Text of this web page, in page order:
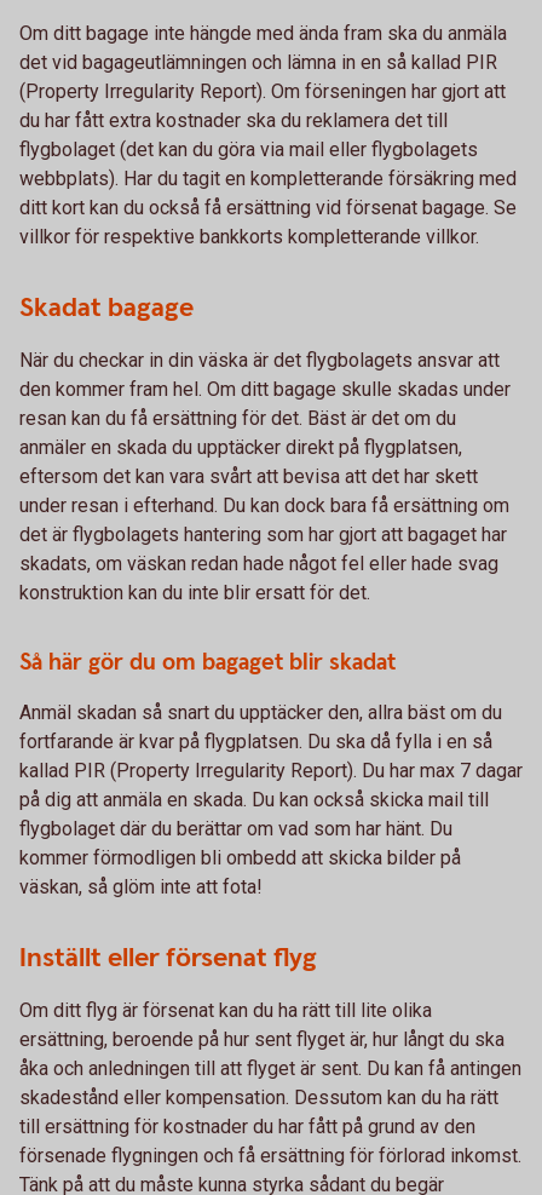
Om ditt bagage inte hängde med ända fram ska du anmäla
det vid bagageutlämningen och lämna in en så kallad PIR
(Property Irregularity Report). Om förseningen har gjort att
du har fått extra kostnader ska du reklamera det till
flygbolaget (det kan du göra via mail eller flygbolagets
webbplats). Har du tagit en kompletterande försäkring med
ditt kort kan du också få ersättning vid försenat bagage. Se
villkor för respektive bankkorts kompletterande villkor.
Skadat bagage
När du checkar in din väska är det flygbolagets ansvar att
den kommer fram hel. Om ditt bagage skulle skadas under
resan kan du få ersättning för det. Bäst är det om du
anmäler en skada du upptäcker direkt på flygplatsen,
eftersom det kan vara svårt att bevisa att det har skett
under resan i efterhand. Du kan dock bara få ersättning om
det är flygbolagets hantering som har gjort att bagaget har
skadats, om väskan redan hade något fel eller hade svag
konstruktion kan du inte blir ersatt för det.
Så här gör du om bagaget blir skadat
Anmäl skadan så snart du upptäcker den, allra bäst om du
fortfarande är kvar på flygplatsen. Du ska då fylla i en så
kallad PIR (Property Irregularity Report). Du har max 7 dagar
på dig att anmäla en skada. Du kan också skicka mail till
flygbolaget där du berättar om vad som har hänt. Du
kommer förmodligen bli ombedd att skicka bilder på
väskan, så glöm inte att fota!
Inställt eller försenat flyg
Om ditt flyg är försenat kan du ha rätt till lite olika
ersättning, beroende på hur sent flyget är, hur långt du ska
åka och anledningen till att flyget är sent. Du kan få antingen
skadestånd eller kompensation. Dessutom kan du ha rätt
till ersättning för kostnader du har fått på grund av den
försenade flygningen och få ersättning för förlorad inkomst.
Tänk på att du måste kunna styrka sådant du begär